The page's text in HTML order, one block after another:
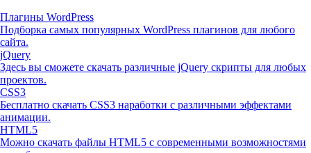
Плагины WordPress
Подборка самых популярных WordPress плагинов для любого
сайта.
jQuery
Здесь вы сможете скачать различные jQuery скрипты для любых
проектов.
CSS3
Бесплатно скачать CSS3 наработки с различными эффектами
анимации.
HTML5
Можно скачать файлы HTML5 с современными возможностями